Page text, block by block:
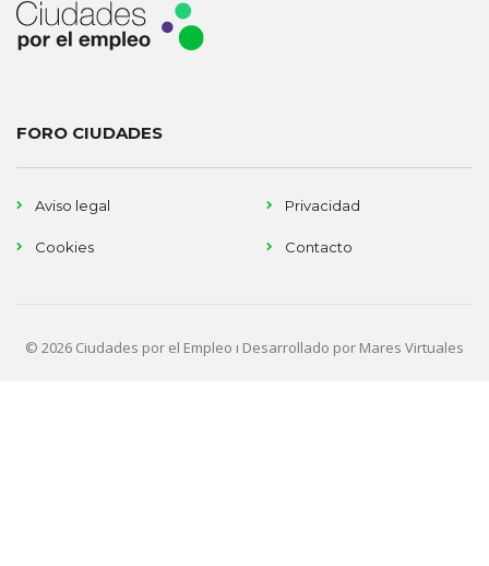
FORO CIUDADES
Aviso legal Privacidad
Cookies Contacto
© 2026 Ciudades por el Empleo ı Desarrollado por Mares Virtuales